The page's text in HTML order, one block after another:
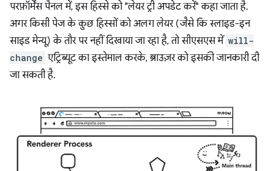
परफ़ॉर्मेंस पैनल में, इस हिस्से को "लेयर ट्री अपडेट करें" कहा जाता है.
अगर किसी पेज के कुछ हिस्सों को अलग लेयर (जैसे कि स्लाइड-इन
साइड मेन्यू) के तौर पर नहीं दिखाया जा रहा है, तो सीएसएस में will-
change एट्रिब्यूट का इस्तेमाल करके, ब्राउज़र को इसकी जानकारी दी
जा सकती है.